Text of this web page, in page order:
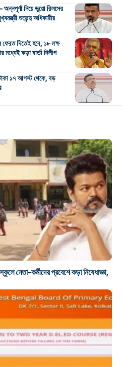
নিয়ে ভুয়ো রিলসের
শুভেন্দু অধিকারীর
ফেরত দিতেই হবে, ১৮ লক্ষ
কড়া বার্তা দিলীপ
১৭ আগস্ট থেকে, বড়
নেতা-কর্মীদের প্রবেশে কড়া নিষেধাজ্ঞা,